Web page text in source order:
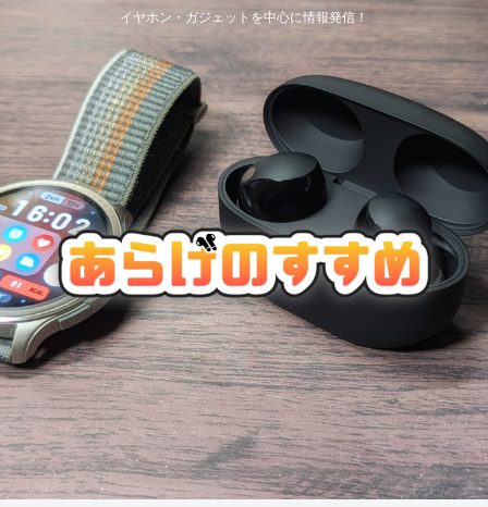
イヤホン・ガジェットを中心に情報発信！